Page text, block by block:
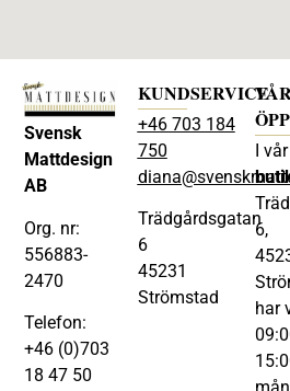
Svensk
Mattdesign
AB
Org. nr:
556883-
2470
Telefon:
+46 (0)703
18 47 50
KUNDSERVICE
+46 703 184
750
Trädgårdsgatan
6
45231
Strömstad
I vår
6,
har